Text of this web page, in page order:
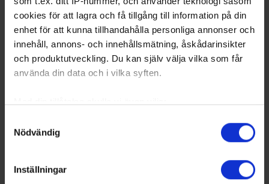
cookies för att lagra och få tillgång till information på din
enhet för att kunna tillhandahålla personliga annonser och
innehåll, annons- och innehållsmätning, åskådarinsikter
och produktutveckling. Du kan själv välja vilka som får
använda din data och i vilka syften.
som kan ha en noggrannhet på upp till flera meter
Ta reda på mer om hur dina personliga uppgifter
Nödvändig
Inställningar